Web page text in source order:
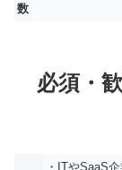
数
必須・
・ITやSaaS